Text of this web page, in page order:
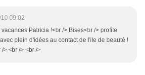
09:02
Patricia !<br /> Bises<br /> profite
plein d'idées au contact de l'ile de beauté !
> <br /> <br />